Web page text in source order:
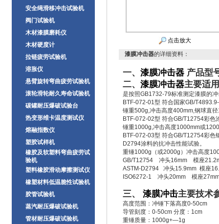
安全绳滑移冲击试验机
阀门试验机
木材漆膜磨耗仪
木材硬度计
拉链疲劳试验机
溶胀仪
悬臂旋转弯曲疲劳试验机
滚轮滑轮耐久寿命试验机
碳罐耐压爆破试验台
热变形维卡温度测试仪
熔融指数仪
塑胶试样机
橡胶及软塑料弯曲疲劳试
验机
塑料橡胶滑动摩擦测试仪
橡塑材料低温脆性试验机
胶管试验机
蒸汽耐压爆破试验机
管材耐压爆破试验机
点击放大
漆膜冲击器的详细资料：
一、 漆膜冲击器 产品型
二、 漆膜冲击器主要适
是按照GB1732-79标准测定漆膜的
BTF-072-01型 符合国家GB/
锤重500g,冲击高度400mm,钢球直
BTF-072-02型 符合GB/T12754彩色
锤重1000g,冲击高度1000mm或
BTF-072-03型 符合GB/T12754彩
D2794涂料的抗冲击性能试验。
重锤1000g（或2000g）冲击高度
GB/T12754 冲头16mm 模座
ASTM-D2794 冲头15.9mm 模座
ISO6272-1 冲头20mm 模座
三、 漆膜冲击主要技术
高度范围：冲锤下落高度0-50cm
导管刻度：0-50cm 分度：1cm
重锤质量：1000g+—1g